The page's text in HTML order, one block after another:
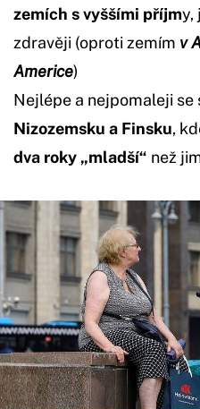
zemích s vyššími příjmy,
zdravěji (oproti zemím v
Americe)
Nejlépe a nejpomaleji se
Nizozemsku a Finsku,
dva roky „mladší“ než